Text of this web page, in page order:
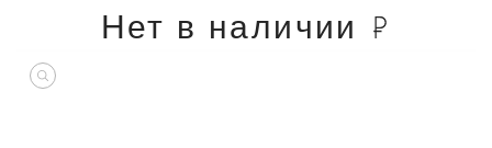
Нет в наличии